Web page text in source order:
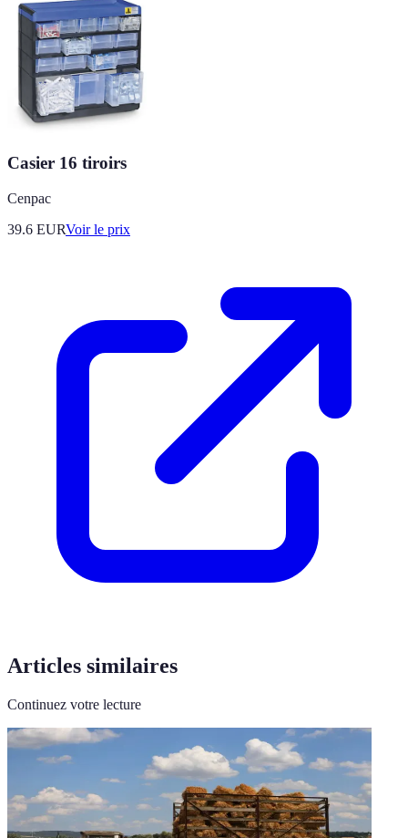
Casier 16 tiroirs
Cenpac
39.6 EURVoir le prix
Articles similaires
Continuez votre lecture